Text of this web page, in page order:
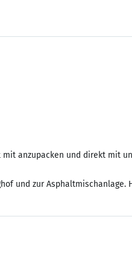
anzupacken und direkt mit
und zur